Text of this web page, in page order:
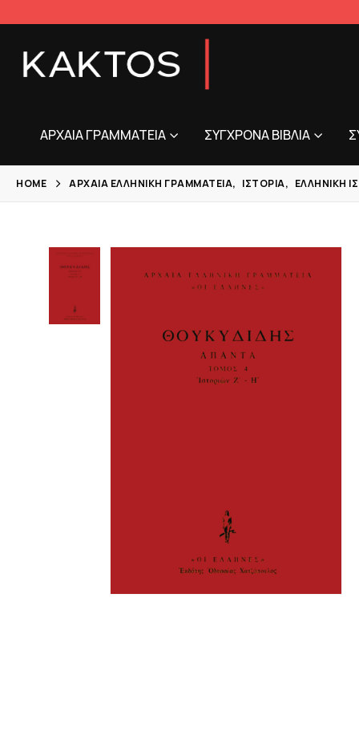
ΑΡΧΑΊΑ ΓΡΑΜΜΑΤΕΊΑ ΣΎΓΧΡΟΝΑ ΒΙΒΛΊΑ
HOME ΑΡΧΑΊΑ ΕΛΛΗΝΙΚΉ ΓΡΑΜΜΑΤΕΊΑ, ΙΣΤΟΡΊΑ, ΕΛΛΗΝΙΚΉ